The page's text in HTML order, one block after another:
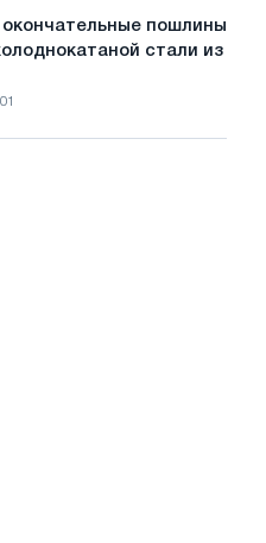
пошлины
стали из